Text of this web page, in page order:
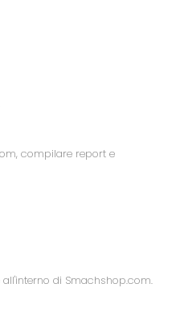
compilare report e
di Smachshop.com.